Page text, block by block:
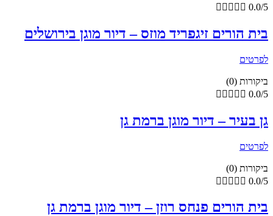
     0.0/5
בית הורים זיגפריד מוזס – דיור מוגן בירושלים
לפרטים
ביקורות (0)
     0.0/5
גן בעיר – דיור מוגן ברמת גן
לפרטים
ביקורות (0)
     0.0/5
בית הורים פנחס רוזן – דיור מוגן ברמת גן